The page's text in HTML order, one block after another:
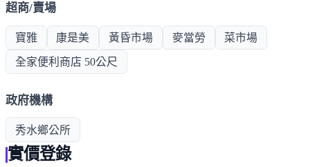
超商/賣場
寶雅 康是美 黃昏市場 麥當勞 菜市場
全家便利商店 50公尺
政府機構
秀水鄉公所
實價登錄